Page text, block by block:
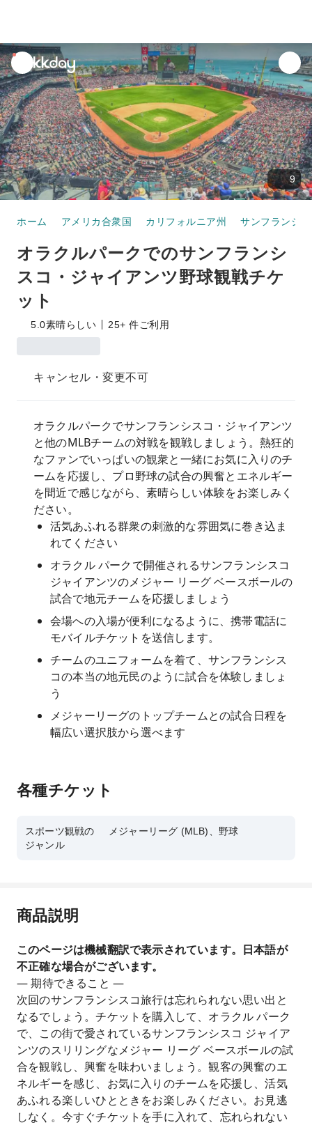
unread
notifications
9
ホーム アメリカ合衆国 カリフォルニア州 サンフランシ
オラクルパークでのサンフランシ
スコ・ジャイアンツ野球観戦チケ
ット
5.0素晴らしい 25+ 件ご利用
キャンセル・変更不可
オラクルパークでサンフランシスコ・ジャイアンツ
と他のMLBチームの対戦を観戦しましょう。熱狂的
なファンでいっぱいの観衆と一緒にお気に入りのチ
ームを応援し、プロ野球の試合の興奮とエネルギー
を間近で感じながら、素晴らしい体験をお楽しみく
ださい。
活気あふれる群衆の刺激的な雰囲気に巻き込ま
れてください
オラクル パークで開催されるサンフランシスコ
ジャイアンツのメジャー リーグ ベースボールの
試合で地元チームを応援しましょう
会場への入場が便利になるように、携帯電話に
モバイルチケットを送信します。
チームのユニフォームを着て、サンフランシス
コの本当の地元民のように試合を体験しましょ
う
メジャーリーグのトップチームとの試合日程を
幅広い選択肢から選べます
各種チケット
スポーツ観戦の
ジャンル
メジャーリーグ (MLB)、野球
商品説明
このページは機械翻訳で表示されています。日本語が
不正確な場合がございます。
— 期待できること —
次回のサンフランシスコ旅行は忘れられない思い出と
なるでしょう。チケットを購入して、オラクル パーク
で、この街で愛されているサンフランシスコ ジャイア
ンツのスリリングなメジャー リーグ ベースボールの試
合を観戦し、興奮を味わいましょう。観客の興奮のエ
ネルギーを感じ、お気に入りのチームを応援し、活気
あふれる楽しいひとときをお楽しみください。お見逃
しなく。今すぐチケットを手に入れて、忘れられない